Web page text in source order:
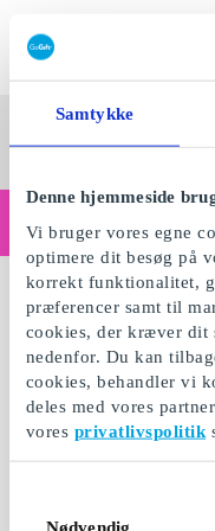
Samtykke
Denne hjemmeside
Vi bruger vores egne
optimere dit besøg på
korrekt funktionalitet,
præferencer samt til
cookies, der kræver dit
nedenfor. Du kan
cookies, behandler vi
deles med vores
vores privatlivspolitik
Nødvendig
SuperGavekortet